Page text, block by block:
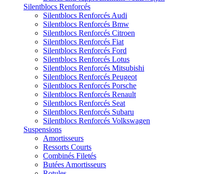
Silentblocs Renforcés
Silentblocs Renforcés Audi
Silentblocs Renforcés Bmw
Silentblocs Renforcés Citroen
Silentblocs Renforcés Fiat
Silentblocs Renforcés Ford
Silentblocs Renforcés Lotus
Silentblocs Renforcés Mitsubishi
Silentblocs Renforcés Peugeot
Silentblocs Renforcés Porsche
Silentblocs Renforcés Renault
Silentblocs Renforcés Seat
Silentblocs Renforcés Subaru
Silentblocs Renforcés Volkswagen
Suspensions
Amortisseurs
Ressorts Courts
Combinés Filetés
Butées Amortisseurs